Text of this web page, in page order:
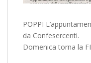
POPPI
da Confesercenti.
Domenica torna la